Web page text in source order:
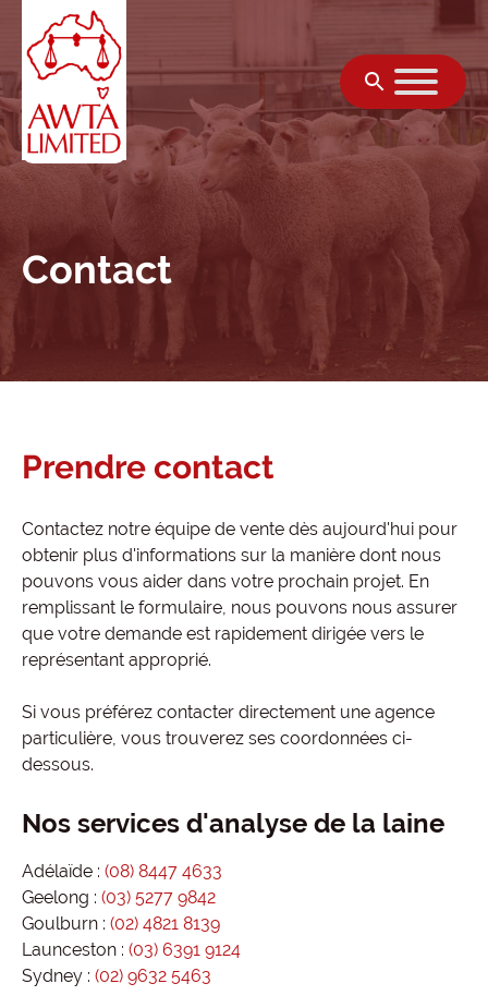
Skip to content
Contact
Prendre contact
Contactez notre équipe de vente dès aujourd'hui pour
obtenir plus d'informations sur la manière dont nous
pouvons vous aider dans votre prochain projet. En
remplissant le formulaire, nous pouvons nous assurer
que votre demande est rapidement dirigée vers le
représentant approprié.
Si vous préférez contacter directement une agence
particulière, vous trouverez ses coordonnées ci-
dessous.
Nos services d'analyse de la laine
Adélaïde : (08) 8447 4633
Geelong : (03) 5277 9842
Goulburn : (02) 4821 8139
Launceston : (03) 6391 9124
Sydney : (02) 9632 5463